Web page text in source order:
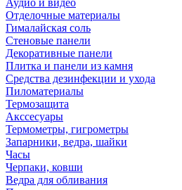
Аудио и видео
Отделочные материалы
Гималайская соль
Стеновые панели
Декоративные панели
Плитка и панели из камня
Средства дезинфекции и ухода
Пиломатериалы
Термозащита
Аксcесуары
Термометры, гигрометры
Запарники, ведра, шайки
Часы
Черпаки, ковши
Ведра для обливания